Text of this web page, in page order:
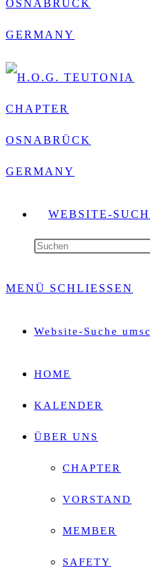
WEBSITE-
MENÜ SCHLIESSEN
Website-Suche
HOME
KALENDER
ÜBER UNS
CHAPTER
VORSTAND
MEMBER
SAFETY